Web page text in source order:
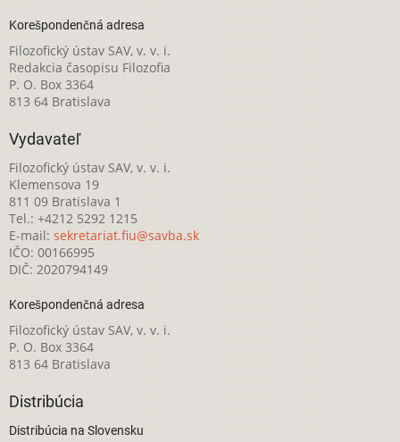
Korešpondenčná adresa
Filozofický ústav SAV, v. v. i.
Redakcia časopisu Filozofia
P. O. Box 3364
813 64 Bratislava
Vydavateľ
Filozofický ústav SAV, v. v. i.
Klemensova 19
811 09 Bratislava 1
Tel.: +4212 5292 1215
E-mail: sekretariat.fiu@savba.sk
IČO: 00166995
DIČ: 2020794149
Korešpondenčná adresa
Filozofický ústav SAV, v. v. i.
P. O. Box 3364
813 64 Bratislava
Distribúcia
Distribúcia na Slovensku